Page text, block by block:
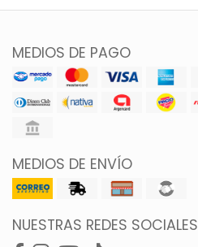
MEDIOS DE PAGO
MEDIOS DE ENVÍO
NUESTRAS REDES SOCIALES